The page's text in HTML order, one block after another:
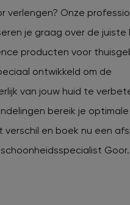
verlengen? Onze
je graag over de juiste
producten voor
ontwikkeld om de
van jouw huid te
bereik je optimale
en boek nu een
Goor.